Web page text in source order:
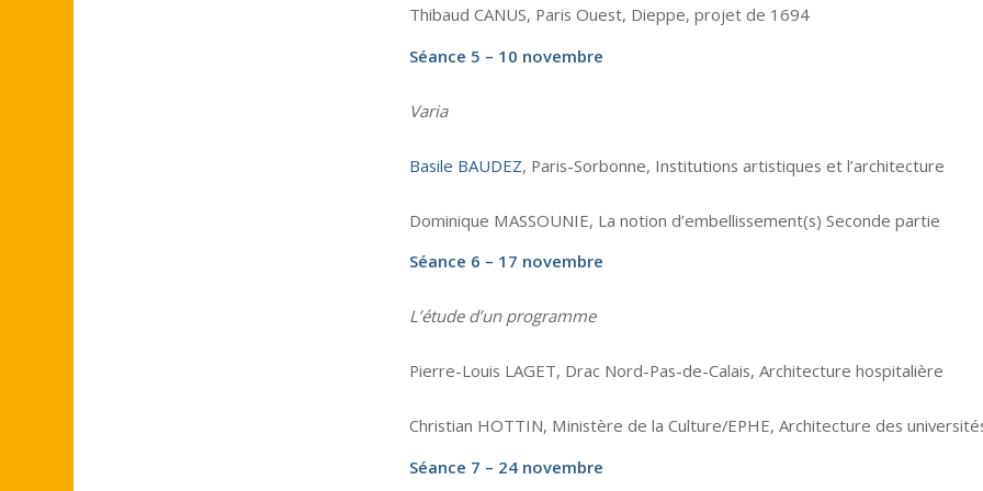
Thibaud CANUS, Paris Ouest, Dieppe, projet de 1694
Séance 5 – 10 novembre
Varia
Basile BAUDEZ, Paris-Sorbonne, Institutions artistiques et l’architecture
Dominique MASSOUNIE, La notion d’embellissement(s) Seconde partie
Séance 6 – 17 novembre
L’étude d’un programme
Pierre-Louis LAGET, Drac Nord-Pas-de-Calais, Architecture hospitalière
Christian HOTTIN, Ministère de la Culture/EPHE, Architecture des
Séance 7 – 24 novembre